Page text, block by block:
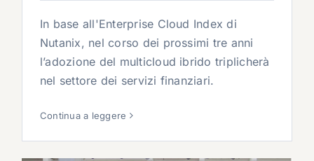
In base all'Enterprise Cloud Index di
Nutanix, nel corso dei prossimi tre anni
l’adozione del multicloud ibrido triplicherà
nel settore dei servizi finanziari.
Continua a leggere